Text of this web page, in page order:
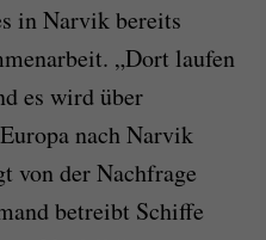
in Narvik bereits
„Dort laufen
es wird über
nach Narvik
von der Nachfrage
betreibt Schiffe